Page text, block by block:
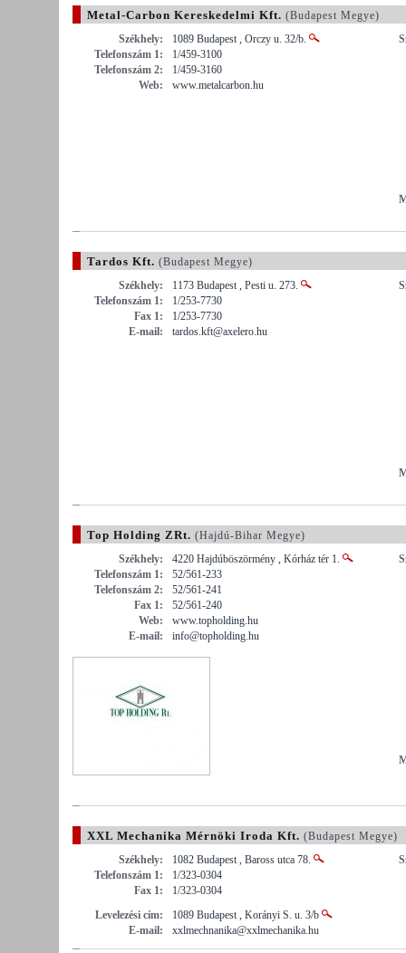
Metal-Carbon Kereskedelmi Kft. (Budapest Megye)
Székhely:
1089 Budapest , Orczy u. 32/b.
Telefonszám 1:
1/459-3100
Telefonszám 2:
1/459-3160
Web:
www.metalcarbon.hu
Tardos Kft. (Budapest Megye)
Székhely:
1173 Budapest , Pesti u. 273.
Telefonszám 1:
1/253-7730
Fax 1:
1/253-7730
E-mail:
tardos.kft@axelero.hu
Top Holding ZRt. (Hajdú-Bihar Megye)
Székhely:
4220 Hajdúböszörmény , Kórház tér 1.
Telefonszám 1:
52/561-233
Telefonszám 2:
52/561-241
Fax 1:
52/561-240
Web:
www.topholding.hu
E-mail:
info@topholding.hu
XXL Mechanika Mérnöki Iroda Kft. (Budapest Megye)
Székhely:
1082 Budapest , Baross utca 78.
Telefonszám 1:
1/323-0304
Fax 1:
1/323-0304
Levelezési cím:
1089 Budapest , Korányi S. u. 3/b
E-mail:
xxlmechnanika@xxlmechanika.hu